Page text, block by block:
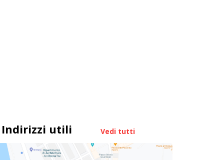
Indirizzi utili Vedi tutti